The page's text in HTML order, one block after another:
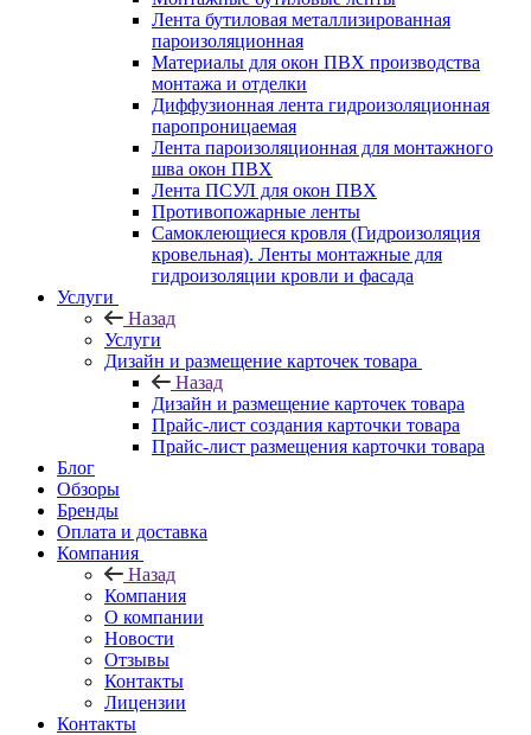
Лента бутиловая металлизированная
пароизоляционная
Материалы для окон ПВХ производства
монтажа и отделки
Диффузионная лента гидроизоляционная
паропроницаемая
Лента пароизоляционная для монтажного
шва окон ПВХ
Лента ПСУЛ для окон ПВХ
Противопожарные ленты
Самоклеющиеся кровля (Гидроизоляция
кровельная). Ленты монтажные для
гидроизоляции кровли и фасада
Услуги
Назад
Услуги
Дизайн и размещение карточек товара
Назад
Дизайн и размещение карточек товара
Прайс-лист создания карточки товара
Прайс-лист размещения карточки товара
Блог
Обзоры
Бренды
Оплата и доставка
Компания
Назад
Компания
О компании
Новости
Отзывы
Контакты
Лицензии
Контакты